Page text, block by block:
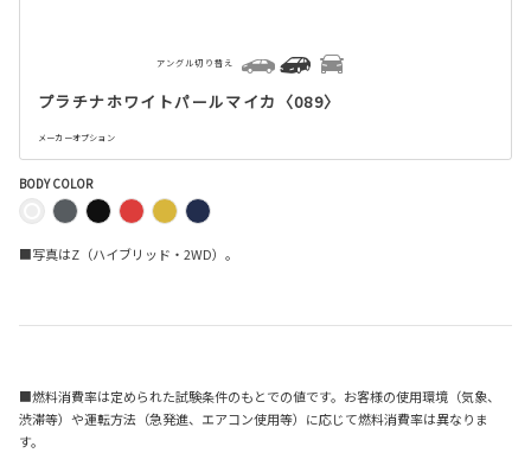
プラチナホワイトパールマイカ〈089〉
メーカーオプション
アングル切り替え
BODY COLOR
■写真はZ（ハイブリッド・2WD）。
■燃料消費率は定められた試験条件のもとでの値です。お客様の使用環境（気象、
渋滞等）や運転方法（急発進、エアコン使用等）に応じて燃料消費率は異なりま
す。